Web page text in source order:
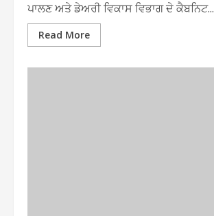
ਪਾਲਣ ਅਤੇ ਡੇਅਰੀ ਵਿਕਾਸ ਵਿਭਾਗ ਦੇ ਕੈਬਨਿਟ...
Read More